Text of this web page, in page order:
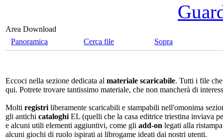
Area Download
Panoramica
Cerca file Sopra
Eccoci nella sezione dedicata al materiale scaricabile. Tutti i file
qui. Potrete trovare tantissimo materiale, che non mancherà di
Molti registri liberamente scaricabili e stampabili nell'omonima
gli antichi cataloghi EL (quelli che la casa editrice triestina inviava
e alcuni utili elementi aggiuntivi, come gli add-on legati alla
alcuni giochi di ruolo ispirati ai librogame ideati dai nostri utenti.